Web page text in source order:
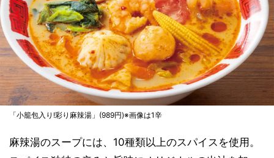
「小籠包入り!彩り麻辣湯」(989円)※画像は1辛
麻辣湯のスープには、10種類以上のスパイスを使用。